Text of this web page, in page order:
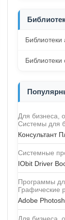
Библиотеки
Библиотеки
Для бизнеса,
Системы для
Консультант
Системные
IObit Driver
Программы
Графические
Adobe